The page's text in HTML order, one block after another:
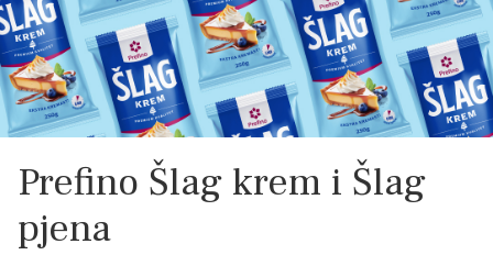
Prefino Šlag krem i Šlag
pjena